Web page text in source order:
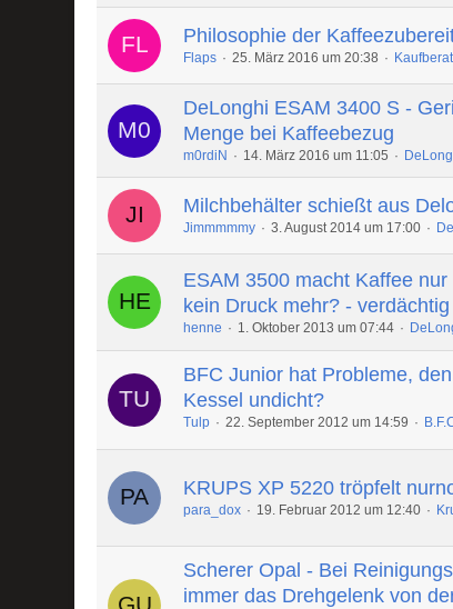
Philosophie der
Flaps 25. März 2016 um 20:38
DeLonghi ESAM 3400 S -
Menge bei Kaffeebezug
m0rdiN 14. März 2016 um 11:05
Milchbehälter schießt aus
Jimmmmmy 3. August 2014 um 17:00
ESAM 3500 macht Kaffee
kein Druck mehr? -
henne 1. Oktober 2013 um 07:44
BFC Junior hat Probleme,
Kessel undicht?
Tulp 22. September 2012 um 14:59
KRUPS XP 5220 tröpfelt
para_dox 19. Februar 2012 um 12:40
Scherer Opal - Bei
immer das Drehgelenk von